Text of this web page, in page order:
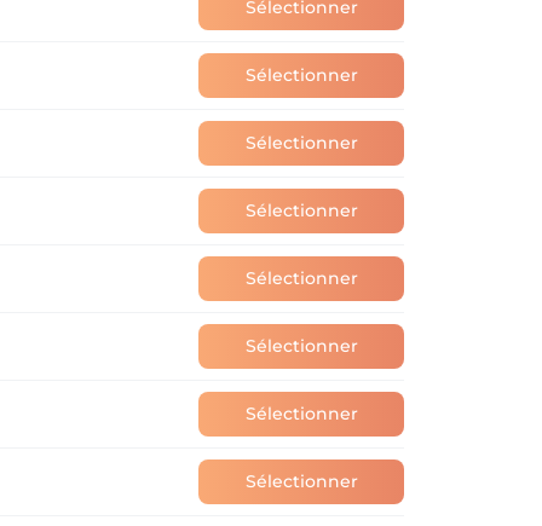
Sélectionner
Sélectionner
Sélectionner
Sélectionner
Sélectionner
Sélectionner
Sélectionner
Sélectionner